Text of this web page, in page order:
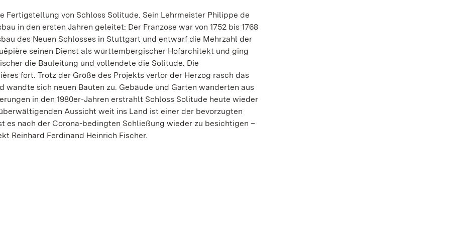
Fertigstellung von Schloss Solitude. Sein Lehrmeister Philippe de
in den ersten Jahren geleitet: Der Franzose war von 1752 bis 1768
des Neuen Schlosses in Stuttgart und entwarf die Mehrzahl der
seinen Dienst als württembergischer Hofarchitekt und ging
die Bauleitung und vollendete die Solitude. Die
fort. Trotz der Größe des Projekts verlor der Herzog rasch das
wandte sich neuen Bauten zu. Gebäude und Garten wanderten aus
in den 1980er-Jahren erstrahlt Schloss Solitude heute wieder
Aussicht weit ins Land ist einer der bevorzugten
nach der Corona-bedingten Schließung wieder zu besichtigen –
Reinhard Ferdinand Heinrich Fischer.